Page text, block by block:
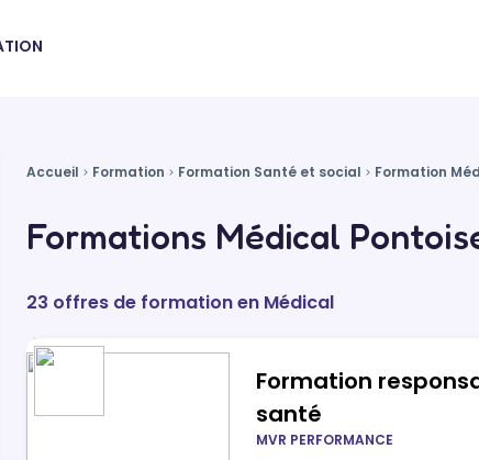
Accueil Formation Formation Santé et social Formation
Formations Médical
23 offres de formation en Médical
Formation
santé
MVR PERFORMANCE